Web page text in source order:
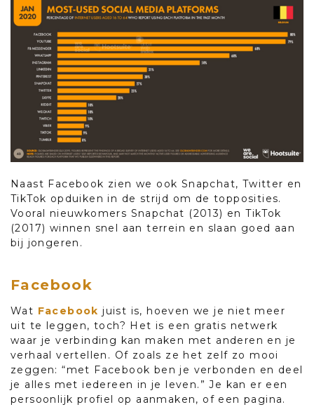
Naast Facebook zien we ook Snapchat, Twitter en
TikTok opduiken in de strijd om de topposities.
Vooral nieuwkomers Snapchat (2013) en TikTok
(2017) winnen snel aan terrein en slaan goed aan
bij jongeren.
Facebook
Wat Facebook juist is, hoeven we je niet meer
uit te leggen, toch? Het is een gratis netwerk
waar je verbinding kan maken met anderen en je
verhaal vertellen. Of zoals ze het zelf zo mooi
zeggen: “met Facebook ben je verbonden en deel
je alles met iedereen in je leven.” Je kan er een
persoonlijk profiel op aanmaken, of een pagina.